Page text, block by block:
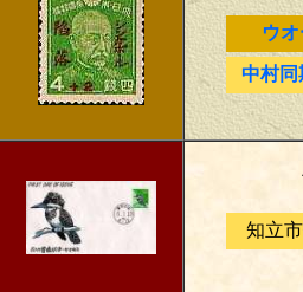
ウ
中村同
知立市